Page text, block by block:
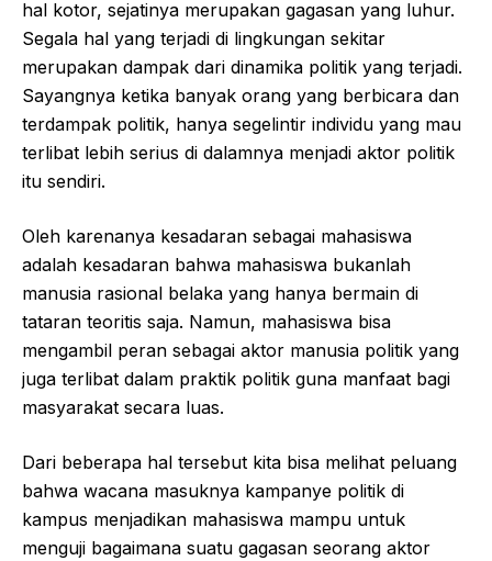
hal kotor, sejatinya merupakan gagasan yang luhur.
Segala hal yang terjadi di lingkungan sekitar
merupakan dampak dari dinamika politik yang terjadi.
Sayangnya ketika banyak orang yang berbicara dan
terdampak politik, hanya segelintir individu yang mau
terlibat lebih serius di dalamnya menjadi aktor politik
itu sendiri.
Oleh karenanya kesadaran sebagai mahasiswa
adalah kesadaran bahwa mahasiswa bukanlah
manusia rasional belaka yang hanya bermain di
tataran teoritis saja. Namun, mahasiswa bisa
mengambil peran sebagai aktor manusia politik yang
juga terlibat dalam praktik politik guna manfaat bagi
masyarakat secara luas.
Dari beberapa hal tersebut kita bisa melihat peluang
bahwa wacana masuknya kampanye politik di
kampus menjadikan mahasiswa mampu untuk
menguji bagaimana suatu gagasan seorang aktor